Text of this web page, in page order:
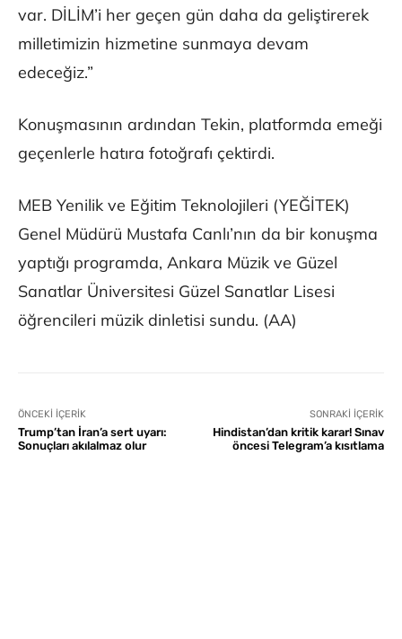
var. DİLİM’i her geçen gün daha da geliştirerek
milletimizin hizmetine sunmaya devam
edeceğiz.”
Konuşmasının ardından Tekin, platformda emeği
geçenlerle hatıra fotoğrafı çektirdi.
MEB Yenilik ve Eğitim Teknolojileri (YEĞİTEK)
Genel Müdürü Mustafa Canlı’nın da bir konuşma
yaptığı programda, Ankara Müzik ve Güzel
Sanatlar Üniversitesi Güzel Sanatlar Lisesi
öğrencileri müzik dinletisi sundu. (AA)
ÖNCEKI İÇERIK
Trump’tan İran’a sert uyarı:
Sonuçları akılalmaz olur
SONRAKI İÇERIK
Hindistan’dan kritik karar! Sınav
öncesi Telegram’a kısıtlama